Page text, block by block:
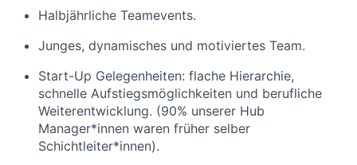
Halbjährliche Teamevents.
Junges, dynamisches und motiviertes Team.
Start-Up Gelegenheiten: flache Hierarchie,
schnelle Aufstiegsmöglichkeiten und berufliche
Weiterentwicklung. (90% unserer Hub
Manager*innen waren früher selber
Schichtleiter*innen).